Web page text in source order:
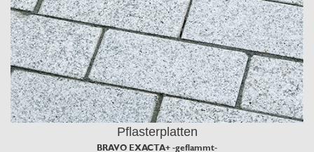
Pflasterplatten
BRAVO EXACTA+ -geflammt-